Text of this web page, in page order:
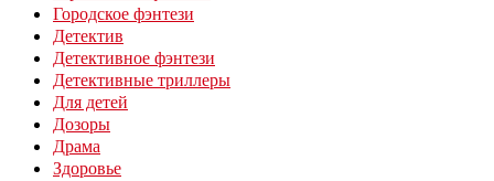
Городское фэнтези
Детектив
Детективное фэнтези
Детективные триллеры
Для детей
Дозоры
Драма
Здоровье